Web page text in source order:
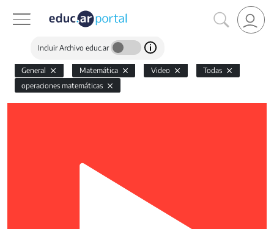
Incluir Archivo educ.ar
General Matemática Video
Todas
operaciones matemáticas